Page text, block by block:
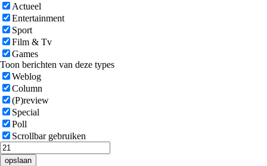
Actueel
Entertainment
Sport
Film & Tv
Games
Toon berichten van deze types
Weblog
Column
(P)review
Special
Poll
Scrollbar gebruiken
opslaan